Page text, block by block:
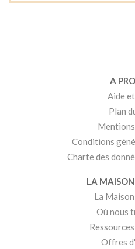
A
Aide
Plan
Conditions
Charte des
LA
La
Où nous
Offres